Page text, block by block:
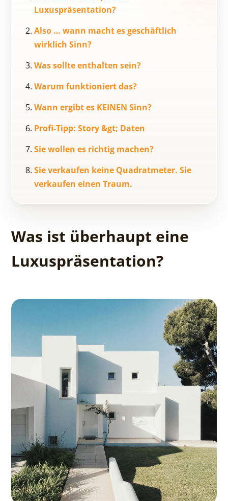
Luxuspräsentation?
Also … wann macht es geschäftlich
wirklich Sinn?
Was sollte enthalten sein?
Warum funktioniert das?
Wann ergibt es KEINEN Sinn?
Profi-Tipp: Story &gt; Daten
Sie wollen es richtig machen?
Sie verkaufen keine Quadratmeter. Sie
verkaufen einen Traum.
Was ist überhaupt eine
Luxuspräsentation?